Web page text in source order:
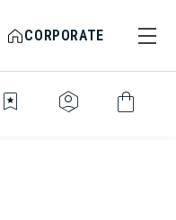
CORPORATE
bookmark_star identity_platform shopping_bag